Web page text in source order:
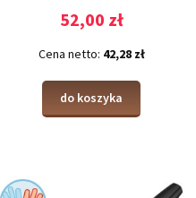
52,00 zł
Cena netto: 42,28 zł
do koszyka